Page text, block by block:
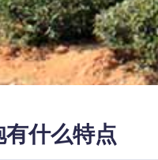
什么特点